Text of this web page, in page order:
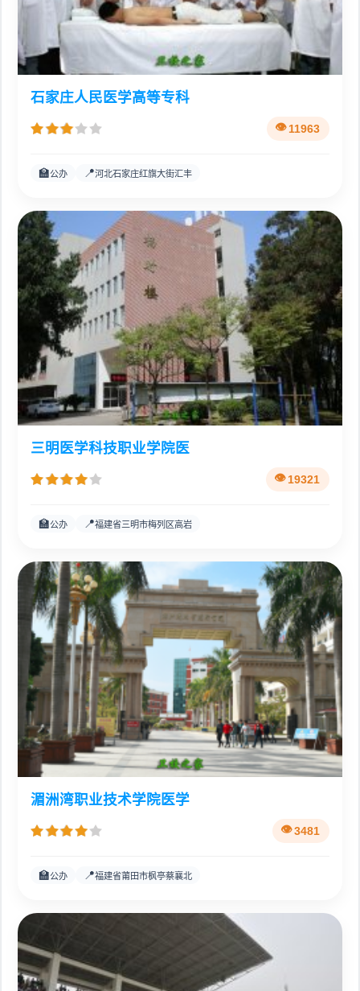
石家庄人民医学高等专科
11963
🏫公办 📍河北石家庄红旗大街汇丰
三明医学科技职业学院医
19321
🏫公办 📍福建省三明市梅列区高岩
湄洲湾职业技术学院医学
3481
🏫公办 📍福建省莆田市枫亭蔡襄北